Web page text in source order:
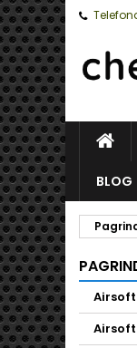
BLOG